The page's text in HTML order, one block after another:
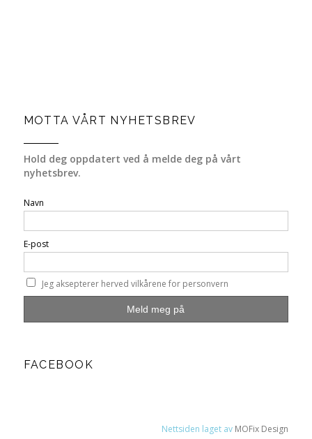
MOTTA VÅRT NYHETSBREV
Hold deg oppdatert ved å melde deg på vårt
nyhetsbrev.
Navn
E-post
Jeg aksepterer herved vilkårene for personvern
FACEBOOK
Nettsiden laget av MOFix Design